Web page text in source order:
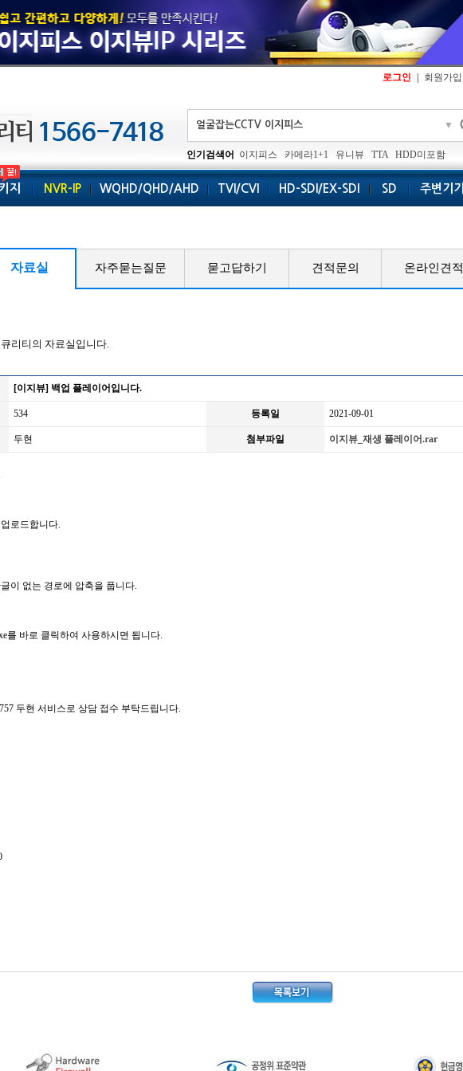
로그인 회원가입
▼
인기검색어 이지피스 카메라1+1 유니뷰 TTA HDD미포함
지 NVR-IP WQHD/QHD/AHD TVI/CVI HD-SDI/EX-SDI SD 주변기기
자료실 자주묻는질문 묻고답하기 견적문의 온라인견적
큐리티의 자료실입니다.
[이지뷰] 백업 플레이어입니다.
534 등록일 2021-09-01
두현 첨부파일 이지뷰_재생 플레이어.rar
로드합니다.
이 없는 경로에 압축을 풉니다.
를 바로 클릭하여 사용하시면 됩니다.
두현 서비스로 상담 접수 부탁드립니다.